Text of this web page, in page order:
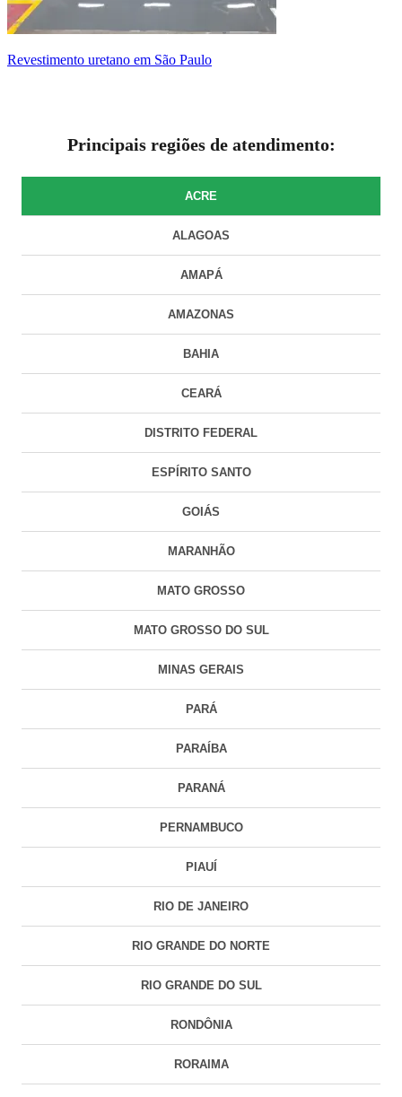
revestimento uretano em São Paulo
Principais regiões de atendimento:
ACRE
ALAGOAS
AMAPÁ
AMAZONAS
BAHIA
CEARÁ
DISTRITO FEDERAL
ESPÍRITO SANTO
GOIÁS
MARANHÃO
MATO GROSSO
MATO GROSSO DO SUL
MINAS GERAIS
PARÁ
PARAÍBA
PARANÁ
PERNAMBUCO
PIAUÍ
RIO DE JANEIRO
RIO GRANDE DO NORTE
RIO GRANDE DO SUL
RONDÔNIA
RORAIMA